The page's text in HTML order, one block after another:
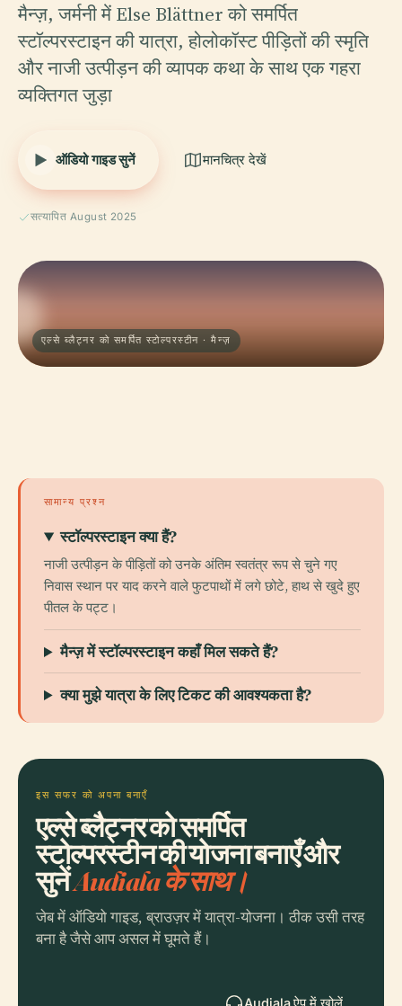
मैन्ज़, जर्मनी में Else Blättner को समर्पित
स्टॉल्परस्टाइन की यात्रा, होलोकॉस्ट पीड़ितों की स्मृति
और नाजी उत्पीड़न की व्यापक कथा के साथ एक गहरा
व्यक्तिगत जुड़ा
ऑडियो गाइड सुनें मानचित्र देखें
सत्यापित August 2025
एल्से ब्लैट्नर को समर्पित स्टोल्परस्टीन · मैन्ज़
सामान्य प्रश्न
स्टॉल्परस्टाइन क्या हैं?
नाजी उत्पीड़न के पीड़ितों को उनके अंतिम स्वतंत्र रूप से चुने गए
निवास स्थान पर याद करने वाले फुटपाथों में लगे छोटे, हाथ से खुदे हुए
पीतल के पट्ट।
मैन्ज़ में स्टॉल्परस्टाइन कहाँ मिल सकते हैं?
क्या मुझे यात्रा के लिए टिकट की आवश्यकता है?
इस सफर को अपना बनाएँ
एल्से ब्लैट्नर को समर्पित
स्टोल्परस्टीन की योजना बनाएँ और
सुनेंAudiala के साथ।
जेब में ऑडियो गाइड, ब्राउज़र में यात्रा-योजना। ठीक उसी तरह
बना है जैसे आप असल में घूमते हैं।
Audiala ऐप में खोलें